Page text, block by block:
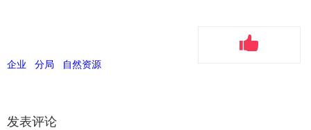
企业 分局 自然资源
发表评论